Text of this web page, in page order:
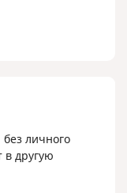
личного
в другую